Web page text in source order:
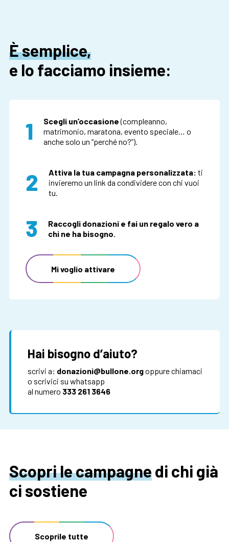
È semplice,
e lo facciamo insieme:
1 Scegli un’occasione(compleanno,
matrimonio, maratona, evento speciale… o
anche solo un “perché no?”).
2 Attiva la tua campagna personalizzata: ti
invieremo un link da condividere con chi vuoi
tu.
3
Raccogli donazioni e fai un regalo vero a
chi ne ha bisogno.
Mi voglio attivare
Hai bisogno d’aiuto?
scrivi a: donazioni@bullone.orgoppure chiamaci
o scrivici su whatsapp
al numero 333 261 3646
Scopri le campagnedi chi già
ci sostiene
Scoprile tutte